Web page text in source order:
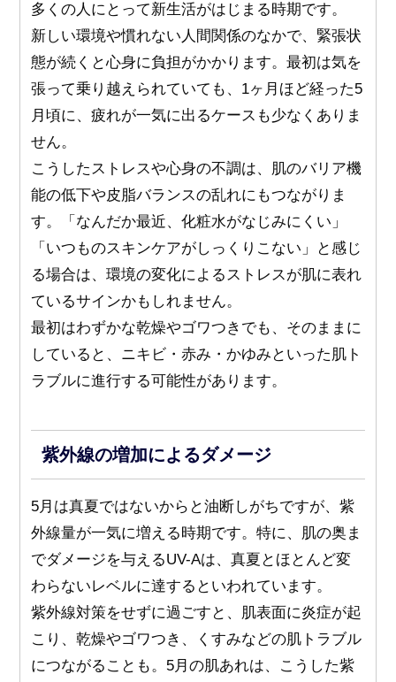
多くの人にとって新生活がはじまる時期です。
新しい環境や慣れない人間関係のなかで、緊張状
態が続くと心身に負担がかかります。最初は気を
張って乗り越えられていても、1ヶ月ほど経った5
月頃に、疲れが一気に出るケースも少なくありま
せん。
こうしたストレスや心身の不調は、肌のバリア機
能の低下や皮脂バランスの乱れにもつながりま
す。「なんだか最近、化粧水がなじみにくい」
「いつものスキンケアがしっくりこない」と感じ
る場合は、環境の変化によるストレスが肌に表れ
ているサインかもしれません。
最初はわずかな乾燥やゴワつきでも、そのままに
していると、ニキビ・赤み・かゆみといった肌ト
ラブルに進行する可能性があります。
紫外線の増加によるダメージ
5月は真夏ではないからと油断しがちですが、紫
外線量が一気に増える時期です。特に、肌の奥ま
でダメージを与えるUV-Aは、真夏とほとんど変
わらないレベルに達するといわれています。
紫外線対策をせずに過ごすと、肌表面に炎症が起
こり、乾燥やゴワつき、くすみなどの肌トラブル
につながることも。5月の肌あれは、こうした紫